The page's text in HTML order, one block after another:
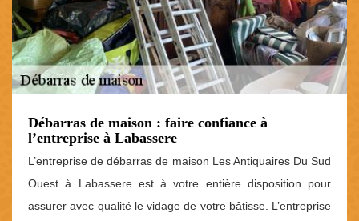
Débarras de maison : faire confiance à
l’entreprise à Labassere
L’entreprise de débarras de maison Les Antiquaires Du Sud
Ouest à Labassere est à votre entière disposition pour
assurer avec qualité le vidage de votre bâtisse. L’entreprise